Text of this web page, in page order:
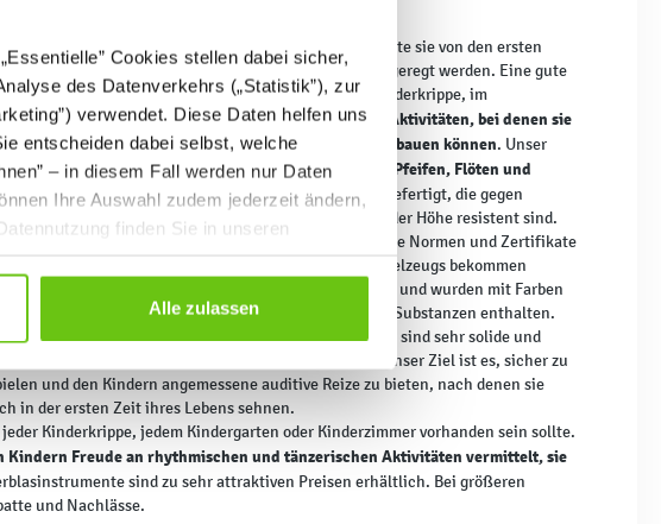
Cookies stellen dabei sicher,
des Datenverkehrs („Statistik”), zur
verwendet. Diese Daten helfen uns
entscheiden dabei selbst, welche
– in diesem Fall werden nur Daten
Ihre Auswahl zudem jederzeit ändern,
finden Sie in unseren
Alle zulassen
Entwicklung von Kindern ist sehr wichtig, deshalb sollte sie von den ersten
an auf vielfältige Weise unterstützt und angeregt werden. Eine gute
ist es, Kinder der Musik auszusetzen, sei es in der Kinderkrippe, im
oder zu Hause.Kinder lieben musikalische Aktivitäten, bei denen sie
Gefühle ausdrücken und Spannungen und Stress abbauen können. Unser
Shop bietet u.a.Blasinstrumente. Hier finden Sie
Pfeifen, Flöten und
. Sie sind aus sehr soliden Materialien gefertigt, die gegen
Gebrauch und äußere Einflüsse wie Stürze aus der Höhe resistent sind.
können sicher sein, dass die angebotenen Produkte alle Normen und Zertifikate
dank denen sie den Namen des sicheren Kinderspielzeugs bekommen
Sie sind in lebhaften, kindlichen Farben erhältlich und wurden mit Farben
die für Kleinkinder sicher sind und keine giftigen Substanzen enthalten.
Materialien, die für die Produktion verwendet wurden, sind sehr solide und
keine scharfen Enden und kleinen Elemente. Unser Ziel ist es, sicher zu
und den Kindern angemessene auditive Reize zu bieten, nach denen sie
in der ersten Zeit ihres Lebens sehnen.
Kinderkrippe, jedem Kindergarten oder Kinderzimmer vorhanden sein sollte.
Kindern Freude an rhythmischen und tänzerischen Aktivitäten vermittelt, sie
sind zu sehr attraktiven Preisen erhältlich. Bei größeren
und Nachlässe.